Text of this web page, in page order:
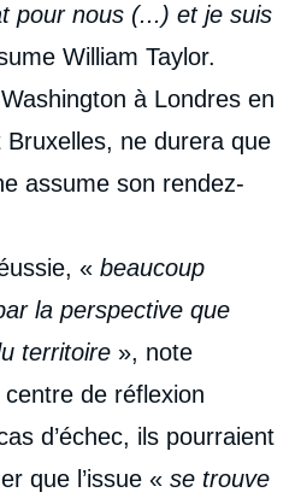
pour nous (...) et je suis
William Taylor.
à Londres en
ne durera que
assume son rendez-
« beaucoup
la perspective que
territoire », note
de réflexion
d’échec, ils pourraient
que l’issue « se trouve